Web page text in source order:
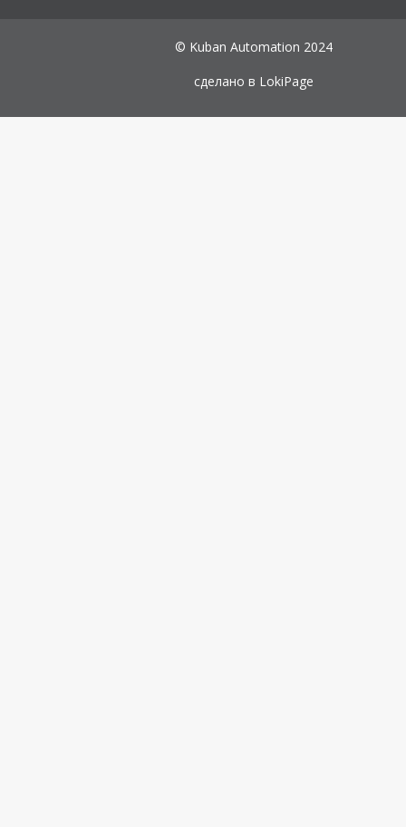
© Kuban Automation 2024
сделано в LokiPage